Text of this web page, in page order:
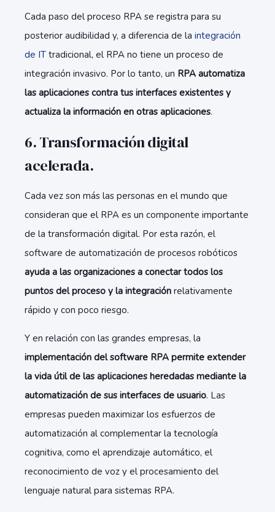
Cada paso del proceso RPA se registra para su
posterior audibilidad y, a diferencia de la integración
de IT tradicional, el RPA no tiene un proceso de
integración invasivo. Por lo tanto, un RPA automatiza
las aplicaciones contra tus interfaces existentes y
actualiza la información en otras aplicaciones.
6. Transformación digital
acelerada.
Cada vez son más las personas en el mundo que
consideran que el RPA es un componente importante
de la transformación digital. Por esta razón, el
software de automatización de procesos robóticos
ayuda a las organizaciones a conectar todos los
puntos del proceso y la integración relativamente
rápido y con poco riesgo.
Y en relación con las grandes empresas, la
implementación del software RPA permite extender
la vida útil de las aplicaciones heredadas mediante la
automatización de sus interfaces de usuario. Las
empresas pueden maximizar los esfuerzos de
automatización al complementar la tecnología
cognitiva, como el aprendizaje automático, el
reconocimiento de voz y el procesamiento del
lenguaje natural para sistemas RPA.